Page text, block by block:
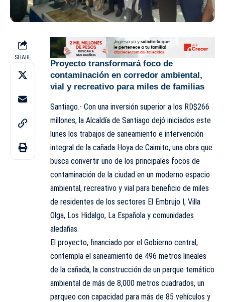
SHARE
Proyecto transformará foco de
contaminación en corredor ambiental,
vial y recreativo para miles de familias
Santiago.- Con una inversión superior a los RD$266
millones, la Alcaldía de Santiago dejó iniciados este
lunes los trabajos de saneamiento e intervención
integral de la cañada Hoya de Caimito, una obra que
busca convertir uno de los principales focos de
contaminación de la ciudad en un moderno espacio
ambiental, recreativo y vial para beneficio de miles
de residentes de los sectores El Embrujo I, Villa
Olga, Los Hidalgo, La Española y comunidades
aledañas.
El proyecto, financiado por el Gobierno central,
contempla el saneamiento de 496 metros lineales
de la cañada, la construcción de un parque temático
ambiental de más de 8,000 metros cuadrados, un
parqueo con capacidad para más de 85 vehículos y